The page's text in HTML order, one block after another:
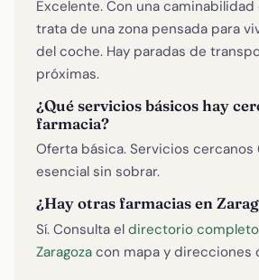
Excelente. Con una caminabilidad
trata de una zona pensada para
del coche. Hay paradas de
próximas.
¿Qué servicios básicos hay
farmacia?
Oferta básica. Servicios cercanos
esencial sin sobrar.
¿Hay otras farmacias en
Sí. Consulta el directorio
Zaragoza con mapa y direcciones